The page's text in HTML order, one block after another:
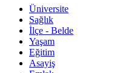
Üniversite
Sağlık
İlçe - Belde
Yaşam
Eğitim
Asayiş